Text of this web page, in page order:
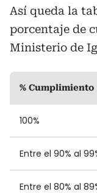
Así queda la
porcentaje de
Ministerio de
% Cumplimiento
100%
Entre el 90% al
Entre el 80% al